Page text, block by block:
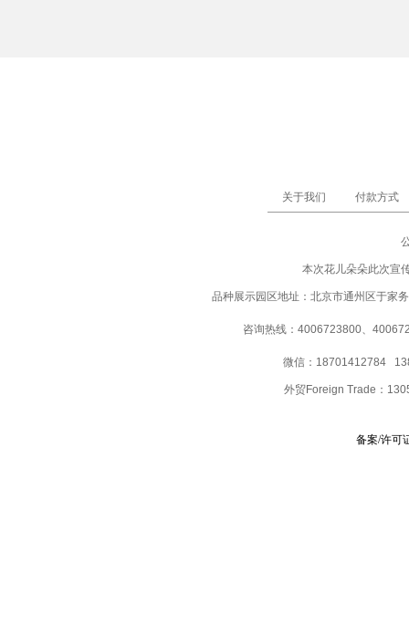
关于我们 付款方式
本次花儿朵朵此次宣
品种展示园区地址：北京市通州区于家
咨询热线：4006723800、
微信：18701412784
外贸Foreign Trade：
备案/许可